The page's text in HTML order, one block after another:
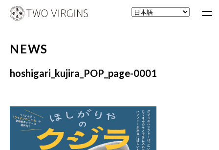
NEWS
hoshigari_kujira_POP_page-0001